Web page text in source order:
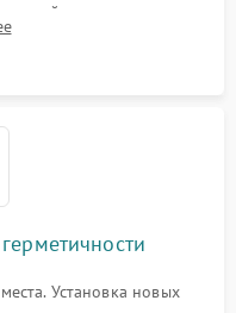
ремонт платы
проводки.
Установка новых